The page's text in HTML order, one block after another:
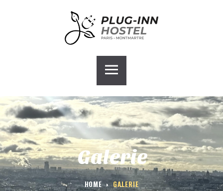
Galerie
HOME GALERIE
PLUG-INN HOSTEL
CHAMBRES
GALERIE
BLOG
CONTACT
GROUPE HOSTEL